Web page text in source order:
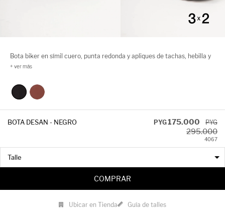
Bota biker en símil cuero, punta redonda y apliques de tachas, hebilla y
argolla. Un modelo canchero y cómodo con una plataforma tractor de
BOTA DESAN - NEGRO PYG175.000 PYG
295.000
4067
COMPRAR
Ubicar en Tienda Guía de talles